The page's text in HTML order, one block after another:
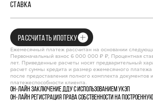
СТАВКА
РАССЧИТАТЬ ИПОТЕКУ
Ежемесячный платеж рассчитан на основании
Первоначальный взнос 6 000 000 ₽ ₽, Процентная
лет. Приведенные расчеты носят предварительный
расчет суммы кредита и размер ежемесячного платежа
после предоставления полного комплекта документов
платежеспособности клиента.
Он-лайн заключение ДДУ с использованием УКЭП
Он-лайн регистрация права собственности на